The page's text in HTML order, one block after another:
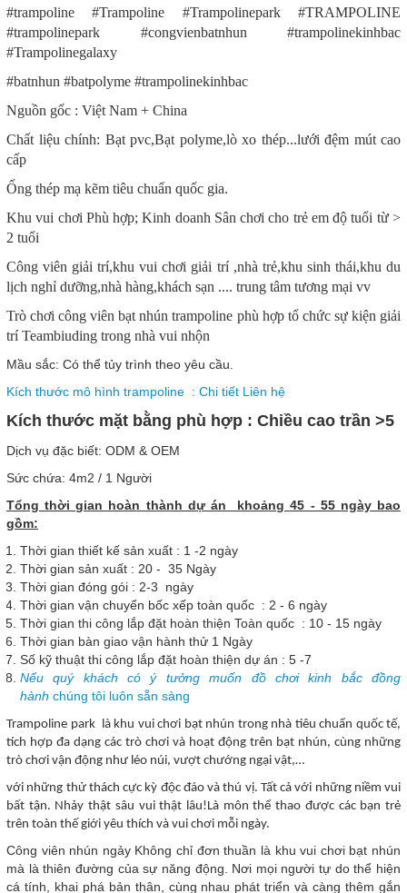
#trampoline #Trampoline #Trampolinepark #TRAMPOLINE
#trampolinepark #congvienbatnhun #trampolinekinhbac
#Trampolinegalaxy
#batnhun #batpolyme #trampolinekinhbac
Nguồn gốc : Việt Nam + China
Chất liệu chính: Bạt pvc,Bạt polyme,lò xo thép...lưới đệm mút cao
cấp
Ống thép mạ kẽm tiêu chuẩn quốc gia.
Khu vui chơi Phù hợp; Kinh doanh Sân chơi cho trẻ em độ tuổi từ >
2 tuổi
Công viên giải trí,khu vui chơi giải trí ,nhà trẻ,khu sinh thái,khu du
lịch nghỉ dưỡng,nhà hàng,khách sạn .... trung tâm tương mại vv
Trò chơi công viên bạt nhún trampoline phù hợp tổ chức sự kiện giải
trí Teambiuding trong nhà vui nhộn
Mầu sắc: Có thể tủy trình theo yêu cầu.
Kích thước mô hình trampoline : Chi tiết Liên hệ
Kích thước mặt bằng phù hợp : Chiều cao trần >5
Dịch vụ đặc biết: ODM & OEM
Sức chứa: 4m2 / 1 Người
Tổng thời gian hoàn thành dự án khoảng 45 - 55 ngày bao
gồm:
Thời gian thiết kế sản xuất : 1 -2 ngày
Thời gian sản xuất : 20 - 35 Ngày
Thời gian đóng gói : 2-3 ngày
Thời gian vận chuyển bốc xếp toàn quốc : 2 - 6 ngày
Thời gian thi công lắp đặt hoàn thiện Toàn quốc : 10 - 15 ngày
Thời gian bàn giao vận hành thử 1 Ngày
Số kỹ thuật thi công lắp đặt hoàn thiện dự án : 5 -7
Nếu quý khách có ý tưởng muốn đồ chơi kinh bắc đồng
hành chúng tôi luôn sẵn sàng
Trampoline park là khu vui chơi bạt nhún trong nhà tiêu chuẩn quốc tế,
tích hợp đa dạng các trò chơi và hoạt động trên bạt nhún, cùng những
trò chơi vận động như léo núi, vượt chướng ngại vật,…
với những thử thách cực kỳ độc đáo và thú vị. Tất cả với những niềm vui
bất tận. Nhảy thật sâu vui thật lâu!Là môn thể thao được các bạn trẻ
trên toàn thế giới yêu thích và vui chơi mỗi ngày.
Công viên nhún ngảy Không chỉ đơn thuần là khu vui chơi bạt nhún
mà là thiên đường của sự năng động. Nơi mọi người tự do thể hiện
cá tính, khai phá bản thân, cùng nhau phát triển và càng thêm gắn